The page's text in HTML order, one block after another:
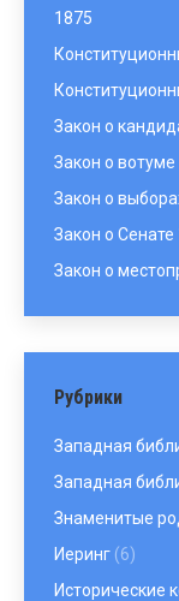
1875
Закон о
Закон о вотуме
Закон о
Закон о Сенате
Закон о
Рубрики
Западная
Западная
Знаменитые
Иеринг (6)
Исторические